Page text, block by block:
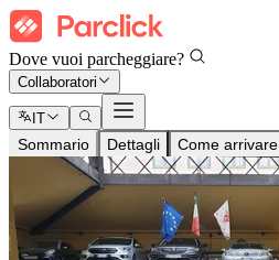
Dove vuoi parcheggiare?
Collaboratori
IT
Sommario Dettagli Come arrivare